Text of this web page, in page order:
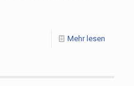
Mehr lesen